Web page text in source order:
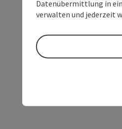
Datenübermittlung in
verwalten und jederzeit